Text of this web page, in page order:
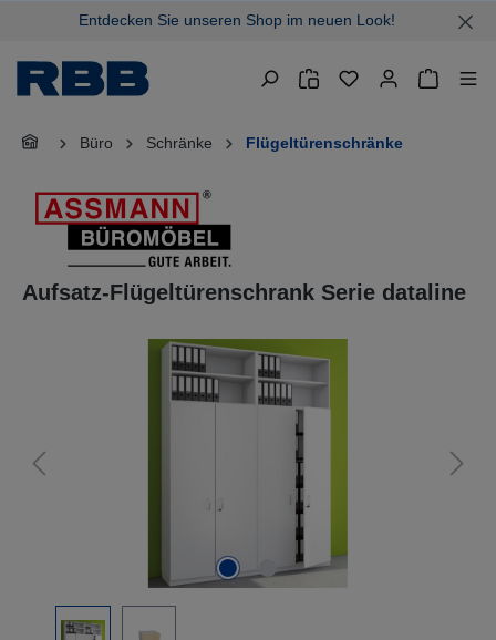
springenEntdecken Sie unseren Shop im neuen Look!
Büro Schränke Flügeltürenschränke
Aufsatz-Flügeltürenschrank Serie dataline
Bildergalerie überspringen